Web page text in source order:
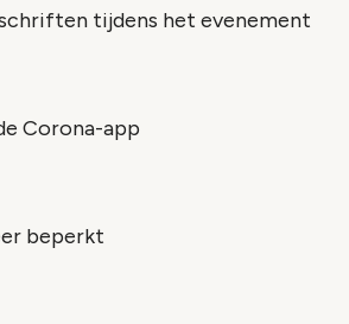
tijdens het evenement
Corona-app
beperkt